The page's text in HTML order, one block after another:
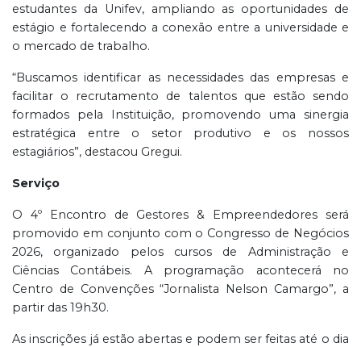
estudantes da Unifev, ampliando as oportunidades de
estágio e fortalecendo a conexão entre a universidade e
o mercado de trabalho.
“Buscamos identificar as necessidades das empresas e
facilitar o recrutamento de talentos que estão sendo
formados pela Instituição, promovendo uma sinergia
estratégica entre o setor produtivo e os nossos
estagiários”, destacou Gregui.
Serviço
O 4º Encontro de Gestores & Empreendedores será
promovido em conjunto com o Congresso de Negócios
2026, organizado pelos cursos de Administração e
Ciências Contábeis. A programação acontecerá no
Centro de Convenções “Jornalista Nelson Camargo”, a
partir das 19h30.
As inscrições já estão abertas e podem ser feitas até o dia